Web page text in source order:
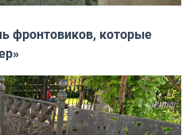
фронтовиков, которые